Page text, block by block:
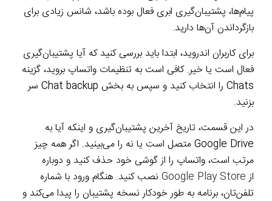
پیام‌ها، پشتیبان‌گیری ابری فعال بوده باشد، شانس زیادی برای
بازگرداندن آن‌ها دارید.
برای کاربران اندروید، ابتدا باید بررسی کنید که آیا پشتیبان‌گیری
فعال است یا خیر. کافی است به تنظیمات واتساپ بروید، گزینه
Chats را انتخاب کنید و سپس به بخش Chat backup سر
بزنید.
در این قسمت، تاریخ آخرین پشتیبان‌گیری و اینکه آیا به
Google Drive متصل است یا نه را می‌بینید. اگر همه چیز
مرتب است، واتساپ را از گوشی خود حذف کنید و دوباره
ازGoogle Play Store نصب کنید. هنگام ورود با شماره
تلفن‌تان، برنامه به طور خودکار نسخه پشتیبان را پیدا می‌کند و